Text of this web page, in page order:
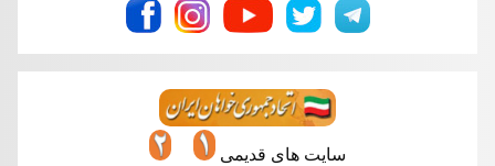
سایت های قدیمی